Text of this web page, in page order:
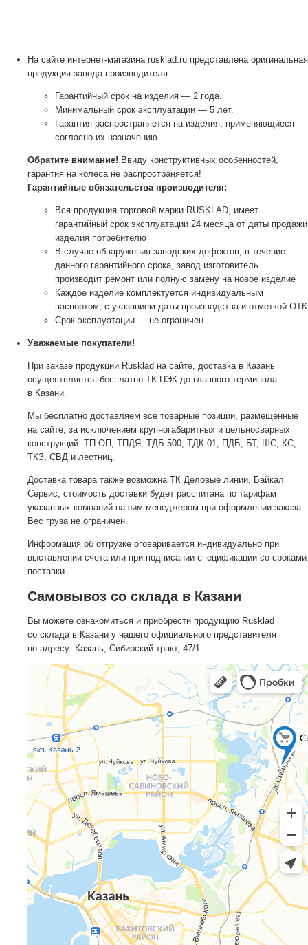
На сайте интернет-магазина rusklad.ru представлена оригинальная
продукция завода производителя.
Гарантийный срок на изделия — 2 года.
Минимальный срок эксплуатации — 5 лет.
Гарантия распространяется на изделия, применяющиеся
согласно их назначению.
Обратите внимание! Ввиду конструктивных особенностей,
гарантия на колеса не распространяется!
Гарантийные обязательства производителя:
Вся продукция торговой марки RUSKLAD, имеет
гарантийный срок эксплуатации 24 месяца от даты продажи
изделия потребителю
В случае обнаружения заводских дефектов, в течение
данного гарантийного срока, завод изготовитель
производит ремонт или полную замену на новое изделие
Каждое изделие комплектуется индивидуальным
паспортом, с указанием даты производства и отметкой ОТК
Срок эксплуатации — не ограничен
Уважаемые покупатели!
При заказе продукции Rusklad на сайте, доставка в Казань
осуществляется бесплатно ТК ПЭК до главного терминала
в Казани.
Мы бесплатно доставляем все товарные позиции, размещенные
на сайте, за исключением крупногабаритных и цельносварных
конструкций: ТП ОП, ТПДЯ, ТДБ 500, ТДК 01, ПДБ, БТ, ШС, КС,
ТКЗ, СВД и лестниц.
Доставка товара также возможна ТК Деловые линии, Байкал
Сервис, стоимость доставки будет рассчитана по тарифам
указанных компаний нашим менеджером при оформлении заказа.
Вес груза не ограничен.
Информация об отгрузке оговаривается индивидуально при
выставлении счета или при подписании спецификации со сроками
поставки.
Самовывоз со склада в Казани
Вы можете ознакомиться и приобрести продукцию Rusklad
со склада в Казани у нашего официального представителя
по адресу: Казань, Сибирский тракт, 47/1.